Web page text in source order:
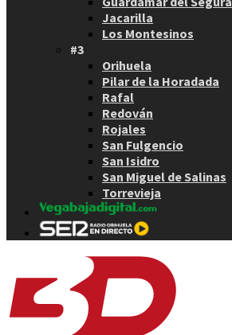
Jacarilla
Los Montesinos
#3
Orihuela
Pilar de la Horadada
Rafal
Redován
Rojales
San Fulgencio
San Isidro
San Miguel de Salinas
Torrevieja